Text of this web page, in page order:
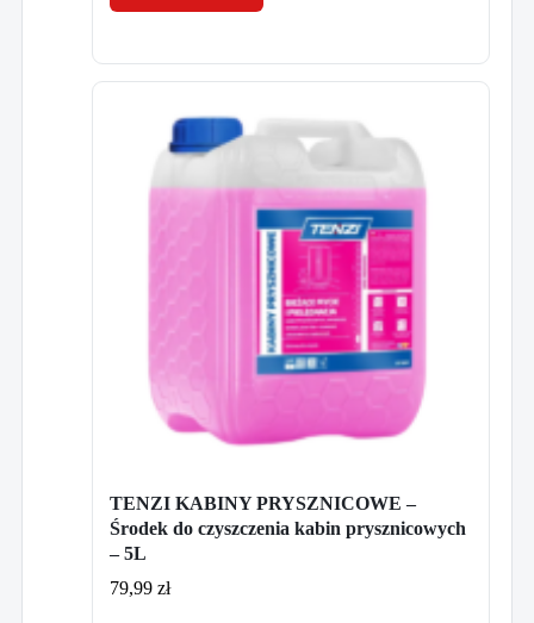
TENZI KABINY PRYSZNICOWE –
Środek do czyszczenia kabin prysznicowych
– 5L
79,99 zł